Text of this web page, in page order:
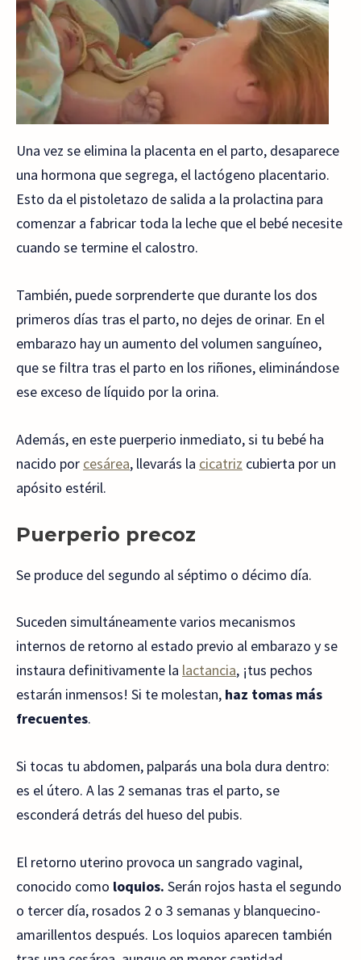
Una vez se elimina la placenta en el parto, desaparece
una hormona que segrega, el lactógeno placentario.
Esto da el pistoletazo de salida a la prolactina para
comenzar a fabricar toda la leche que el bebé necesite
cuando se termine el calostro.
También, puede sorprenderte que durante los dos
primeros días tras el parto, no dejes de orinar. En el
embarazo hay un aumento del volumen sanguíneo,
que se filtra tras el parto en los riñones, eliminándose
ese exceso de líquido por la orina.
Además, en este puerperio inmediato, si tu bebé ha
nacido por cesárea, llevarás la cicatriz cubierta por un
apósito estéril.
Puerperio precoz
Se produce del segundo al séptimo o décimo día.
Suceden simultáneamente varios mecanismos
internos de retorno al estado previo al embarazo y se
instaura definitivamente la lactancia, ¡tus pechos
estarán inmensos! Si te molestan, haz tomas más
frecuentes.
Si tocas tu abdomen, palparás una bola dura dentro:
es el útero. A las 2 semanas tras el parto, se
esconderá detrás del hueso del pubis.
El retorno uterino provoca un sangrado vaginal,
conocido como loquios. Serán rojos hasta el segundo
o tercer día, rosados 2 o 3 semanas y blanquecino-
amarillentos después. Los loquios aparecen también